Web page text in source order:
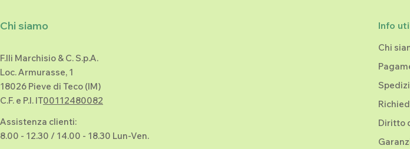
Chi siamo
F.lli Marchisio & C. S.p.A.
Loc. Armurasse, 1
18026 Pieve di Teco (IM)
C.F. e P.I. IT00112480082
Assistenza clienti:
8.00 - 12.30 / 14.00 - 18.30 Lun-Ven.
Info
Chi
Diritto